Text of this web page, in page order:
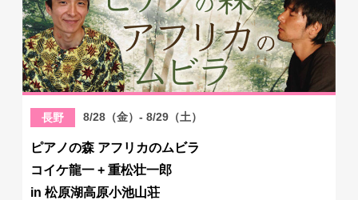
長野 8/28（金）- 8/29（土）
ピアノの森 アフリカのムビラ
コイケ龍一 + 重松壮一郎
in 松原湖高原小池山荘